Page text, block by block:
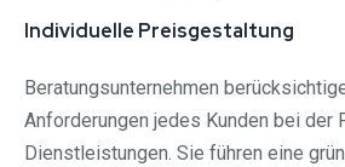
Individuelle Preisgestaltung
Beratungsunternehmen
Anforderungen jedes Kunden bei der
Dienstleistungen. Sie führen eine